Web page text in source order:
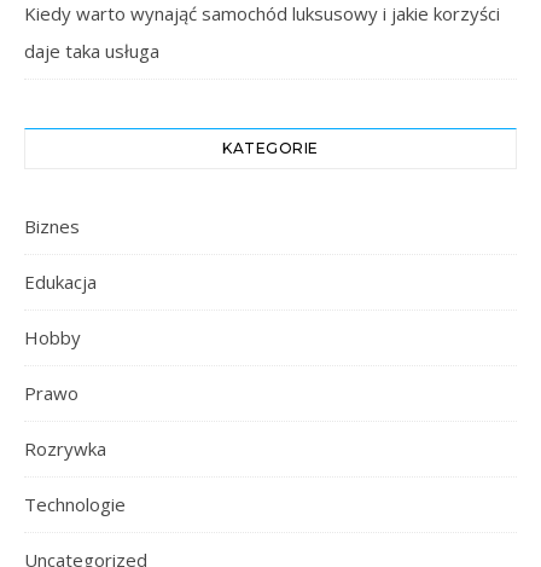
Kiedy warto wynająć samochód luksusowy i jakie korzyści
daje taka usługa
KATEGORIE
Biznes
Edukacja
Hobby
Prawo
Rozrywka
Technologie
Uncategorized